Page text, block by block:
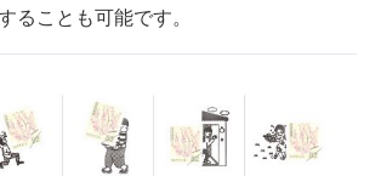
ネットの話題
ることも可能です。